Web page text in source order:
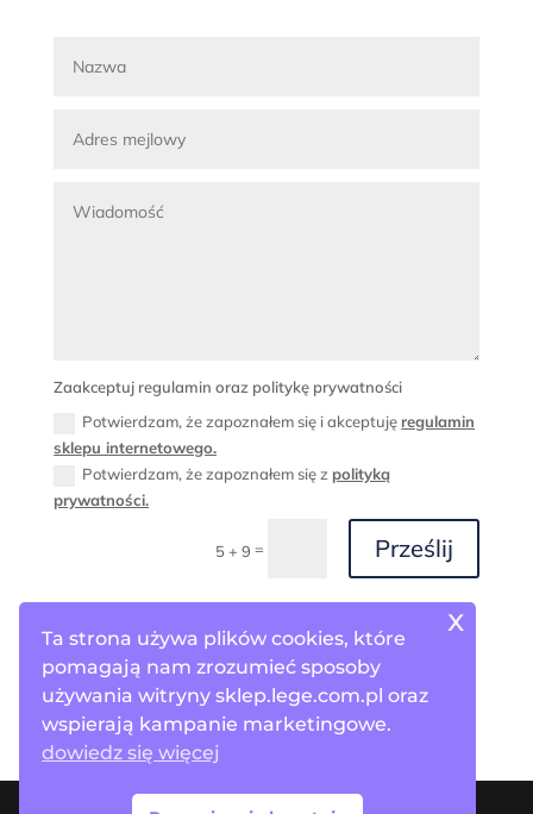
Zaakceptuj regulamin oraz politykę prywatności
Potwierdzam, że zapoznałem się i akceptuję regulamin
sklepu internetowego.
Potwierdzam, że zapoznałem się z polityką
prywatności.
5 + 9 = Prześlij
Ta strona używa plików cookies, które
pomagają nam zrozumieć sposoby
używania witryny sklep.lege.com.pl oraz
wspierają kampanie marketingowe.
dowiedz się więcej
x